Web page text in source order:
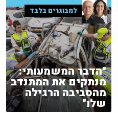
למבוגרים בלבד
"הדבר המשמעותי:
מנתקים את המתנדב
מהסביבה הרגילה
שלו"